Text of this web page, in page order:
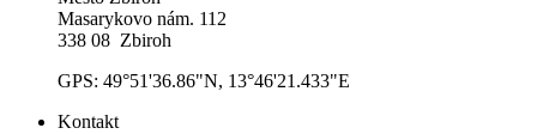
Masarykovo nám. 112
338 08 Zbiroh
GPS: 49°51'36.86"N, 13°46'21.433"E
Kontakt